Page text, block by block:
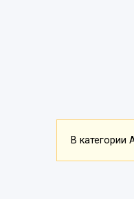
В категории